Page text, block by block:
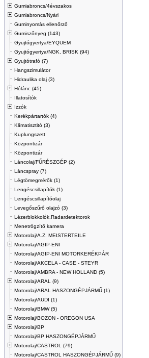
Gumiabroncs/4évszakos
Gumiabroncs/Nyári
Guminyomás ellenőrző
Gumiszőnyeg (143)
Gyujtógyertya/EYQUEM
Gyujtógyertya/NGK, BRISK (94)
Gyujtótrafó (7)
Hangszimulátor
Hidraulika olaj (3)
Hólánc (45)
Illatosítók
Izzók
Kerékpártartók (4)
Klímatisztitó (3)
Kuplungszett
Központizár
Központizár
Láncolaj/FŰRÉSZGÉP (2)
Láncspray (7)
Légtömegmérők (1)
Lengéscsillapítók (1)
Lengéscsillapítóolaj
Levegőszűrő olajzó (3)
Lézerblokkolók,Radardetektorok
Menetrögzítő kamera
Motorolaj/A.Z. MEISTERTEILE
Motorolaj/AGIP-ENI
Motorolaj/AGIP-ENI MOTORKERÉKPÁR
Motorolaj/AKCELA - CASE - STEYR
Motorolaj/AMBRA - NEW HOLLAND (5)
Motorolaj/ARAL (9)
Motorolaj/ARAL HASZONGÉPJÁRMŰ (1)
Motorolaj/AUDI (1)
Motorolaj/BMW (5)
Motorolaj/BOZON - OREGON USA
Motorolaj/BP
Motorolaj/BP HASZONGÉPJÁRMŰ
Motorolaj/CASTROL (79)
Motorolaj/CASTROL HASZONGÉPJÁRMŰ (9)